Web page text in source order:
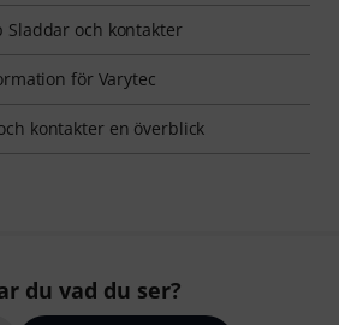
och kontakter
för Varytec
kontakter en överblick
du vad du ser?